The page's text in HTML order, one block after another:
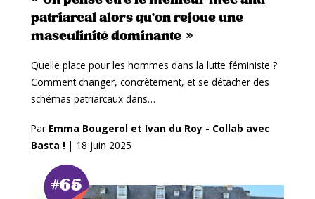
patriarcal alors qu’on rejoue une
masculinité dominante »
Quelle place pour les hommes dans la lutte féministe ?
Comment changer, concrètement, et se détacher des
schémas patriarcaux dans…
Par Emma Bougerol et Ivan du Roy - Collab avec
Basta ! | 18 juin 2025
#65